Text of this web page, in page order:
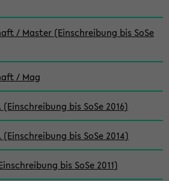
/ Master (Einschreibung bis SoSe
/ Mag
bis SoSe 2016)
bis SoSe 2014)
bis SoSe 2011)